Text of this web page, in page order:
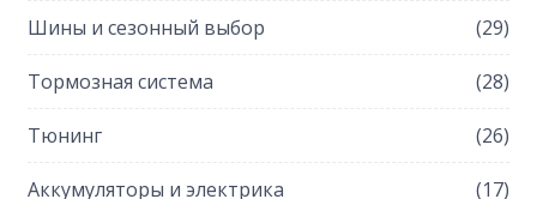
Шины и сезонный выбор (29)
Тормозная система (28)
Тюнинг (26)
Аккумуляторы и электрика (17)